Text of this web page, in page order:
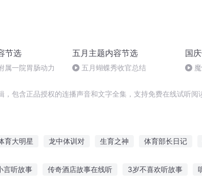
节选
属一院胃肠动力
五月主题内容节选
五月蝴蝶秀收官总结
国
包含正品授权的连播声音和文字全集，支持免费在线试听阅
育大明星 龙中体训对 生育之神 体育部长日记
言听故事 传奇酒店故事在线听 3岁不喜欢听故事